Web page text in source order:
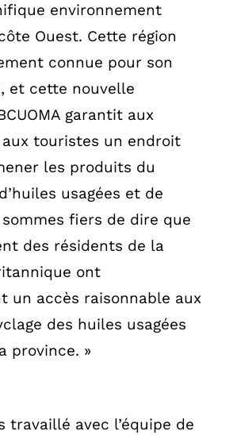
environnement
Ouest. Cette région
connue pour son
et cette nouvelle
garantit aux
touristes un endroit
les produits du
usagées et de
fiers de dire que
des résidents de la
ont
un accès raisonnable aux
des huiles usagées
province. »
travaillé avec l’équipe de